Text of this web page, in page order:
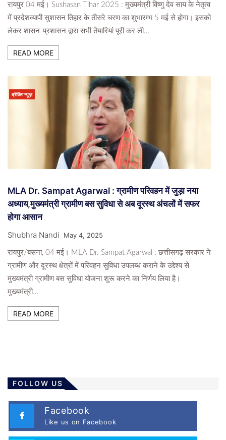
रायपुर 04 मई। Sushasan Tihar 2025 : मुख्यमंत्री विष्णु देव साय के नेतृत्व
में प्रदेशव्यापी सुशासन तिहार के तीसरे चरण का शुभारम्भ 5 मई से होगा। इसको
लेकर शासन-प्रशासन द्वारा सभी तैयारियां पूरी कर ली…
READ MORE
ब्रेकिंग न्यूज़
MLA Dr. Sampat Agarwal : ग्रामीण परिवहन में जुड़ा नया
अध्याय,मुख्यमंत्री ग्रामीण बस सुविधा से अब दूरस्थ अंचलों में सफर
होगा आसान
Shubhra Nandi May 4, 2025
रायपुर/बसना, 04 मई। MLA Dr. Sampat Agarwal : छत्तीसगढ़ सरकार ने
ग्रामीण और दूरस्थ क्षेत्रों में परिवहन सुविधा उपलब्ध कराने के उद्देश्य से
मुख्यमंत्री ग्रामीण बस सुविधा योजना शुरू करने का निर्णय लिया है।
मुख्यमंत्री…
READ MORE
FOLLOW US
Facebook
Like us on Facebook